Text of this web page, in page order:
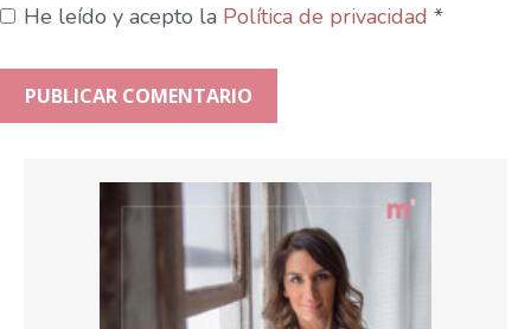
He leído y acepto la Política de privacidad *